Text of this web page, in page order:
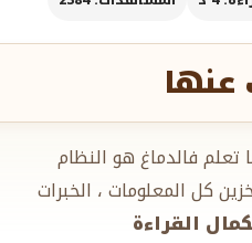
عنها
تعلم فالدماغ هو النظام
كل المعلومات ، الخبرات
القراءة